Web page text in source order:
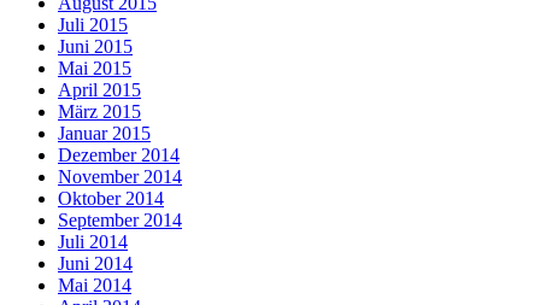
Juli 2015
Juni 2015
Mai 2015
April 2015
März 2015
Januar 2015
Dezember 2014
November 2014
Oktober 2014
September 2014
Juli 2014
Juni 2014
Mai 2014